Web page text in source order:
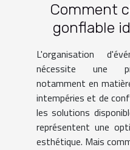
Comment
gonflable
L'organisation
nécessite une
notamment en
intempéries et de
les solutions
représentent une
esthétique. Mais